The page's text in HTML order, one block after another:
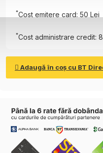
*Cost emitere card: 50 Lei
*Cost administrare credit:
Adaugă în coş cu BT